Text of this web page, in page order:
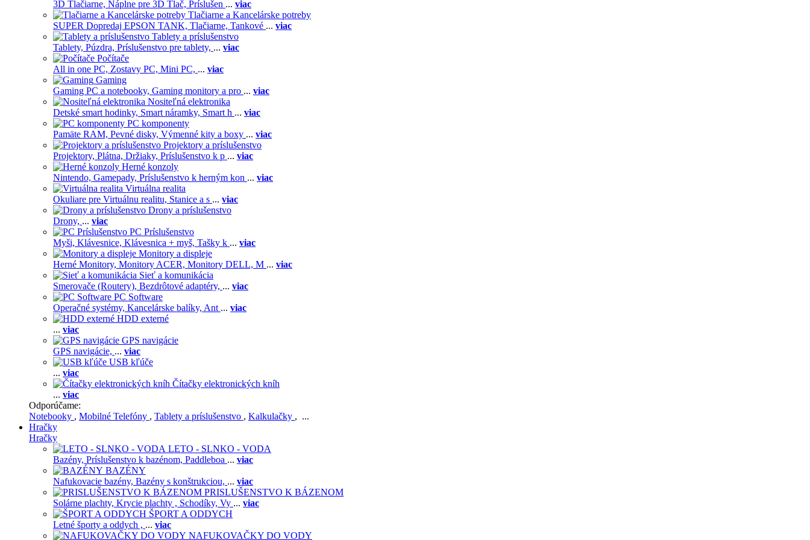
3D Tlačiarne, Náplne pre 3D Tlač, Príslušen ... viac
Tlačiarne a Kancelárske potreby
SUPER Dopredaj EPSON TANK, Tlačiarne, Tankové ... viac
Tablety a príslušenstvo
Tablety, Púzdra, Príslušenstvo pre tablety, ... viac
Počítače
All in one PC, Zostavy PC, Mini PC, ... viac
Gaming
Gaming PC a notebooky, Gaming monitory a pro ... viac
Nositeľná elektronika
Detské smart hodinky, Smart náramky, Smart h ... viac
PC komponenty
Pamäte RAM, Pevné disky, Výmenné kity a boxy ... viac
Projektory a príslušenstvo
Projektory, Plátna, Držiaky, Príslušenstvo k p ... viac
Herné konzoly
Nintendo, Gamepady, Príslušenstvo k herným kon ... viac
Virtuálna realita
Okuliare pre Virtuálnu realitu, Stanice a s ... viac
Drony a príslušenstvo
Drony, ... viac
PC Príslušenstvo
Myši, Klávesnice, Klávesnica + myš, Tašky k ... viac
Monitory a displeje
Herné Monitory, Monitory ACER, Monitory DELL, M ... viac
Sieť a komunikácia
Smerovače (Routery), Bezdrôtové adaptéry, ... viac
PC Software
Operačné systémy, Kancelárske balíky, Ant ... viac
HDD externé
... viac
GPS navigácie
GPS navigácie, ... viac
USB kľúče
... viac
Čítačky elektronických kníh
... viac
Odporúčame:
Notebooky , Mobilné Telefóny , Tablety a príslušenstvo , Kalkulačky , ...
Hračky
Hračky
LETO - SLNKO - VODA
Bazény, Príslušenstvo k bazénom, Paddleboa ... viac
BAZÉNY
Nafukovacie bazény, Bazény s konštrukciou, ... viac
PRISLUŠENSTVO K BÁZENOM
Solárne plachty, Krycie plachty , Schodíky, Vy ... viac
ŠPORT A ODDYCH
Letné športy a oddych , ... viac
NAFUKOVAČKY DO VODY